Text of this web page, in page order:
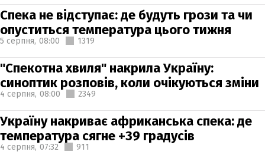
Спека не відступає: де будуть грози та чи
опуститься температура цього тижня
5 серпня, 08:00 1319
"Спекотна хвиля" накрила Україну:
синоптик розповів, коли очікуються зміни
4 серпня, 08:00 2349
Україну накриває африканська спека: де
температура сягне +39 градусів
4 серпня, 07:32 911